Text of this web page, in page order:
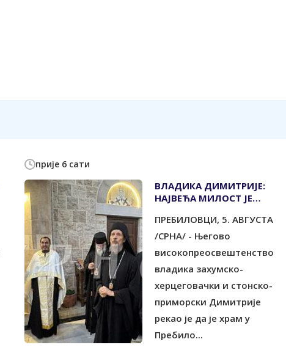
прије 6 сати
ВЛАДИКА ДИМИТРИЈЕ:
НАЈВЕЋА МИЛОСТ ЈЕ
ПРЕБИЛОВЦИ, 5. АВГУСТА
/СРНА/ - Његово
високопреосвештенство
владика захумско-
херцеговачки и стонско-
приморски Димитрије
рекао је да је храм у
Пребило...